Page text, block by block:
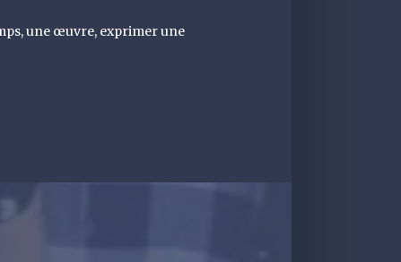
une œuvre, exprimer une